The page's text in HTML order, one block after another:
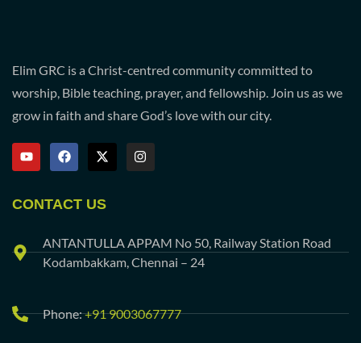
Elim GRC is a Christ-centred community committed to
worship, Bible teaching, prayer, and fellowship. Join us as we
grow in faith and share God’s love with our city.
CONTACT US
ANTANTULLA APPAM No 50, Railway Station Road
Kodambakkam, Chennai – 24
Phone:+91 9003067777